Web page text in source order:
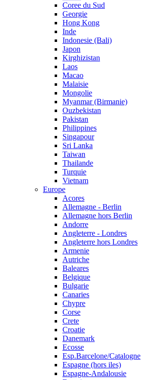
Coree du Sud
Georgie
Hong Kong
Inde
Indonesie (Bali)
Japon
Kirghizistan
Laos
Macao
Malaisie
Mongolie
Myanmar (Birmanie)
Ouzbekistan
Pakistan
Philippines
Singapour
Sri Lanka
Taiwan
Thailande
Turquie
Vietnam
Europe
Acores
Allemagne - Berlin
Allemagne hors Berlin
Andorre
Angleterre - Londres
Angleterre hors Londres
Armenie
Autriche
Baleares
Belgique
Bulgarie
Canaries
Chypre
Corse
Crete
Croatie
Danemark
Ecosse
Esp.Barcelone/Catalogne
Espagne (hors iles)
Espagne-Andalousie